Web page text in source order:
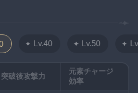
Lv.40 Lv.50
突破後攻撃力
元素チャージ
効率